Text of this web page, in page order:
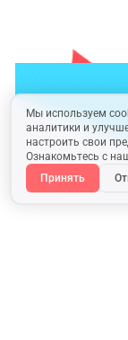
Мы используем
аналитики и
настроить свои
Ознакомьтесь с
Принять